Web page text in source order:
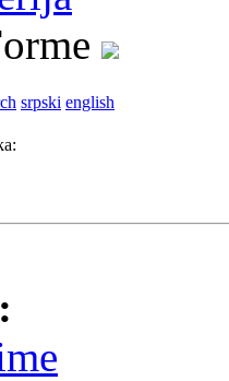
srpski english